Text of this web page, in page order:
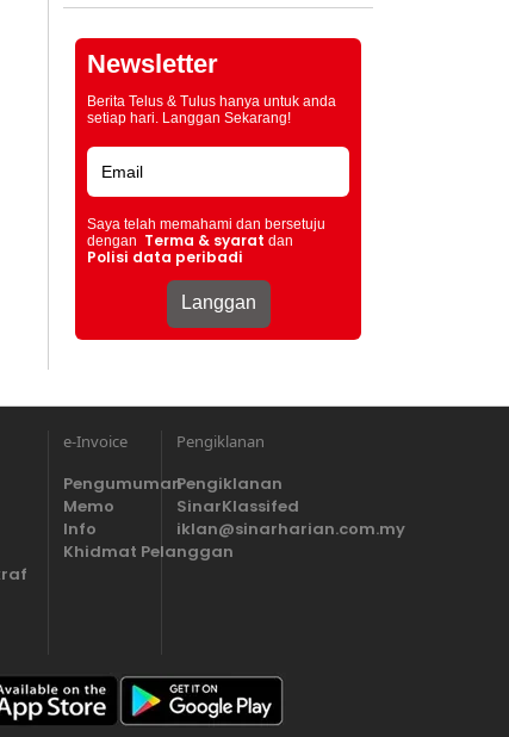
Newsletter
Berita Telus & Tulus hanya untuk anda
setiap hari. Langgan Sekarang!
Saya telah memahami dan bersetuju
dengan Terma & syarat dan
Polisi data peribadi
e-Invoice
Pengumuman
Memo
Info
Khidmat Pelanggan
Pengiklanan
Pengiklanan
SinarKlassifed
iklan@sinarharian.com.my